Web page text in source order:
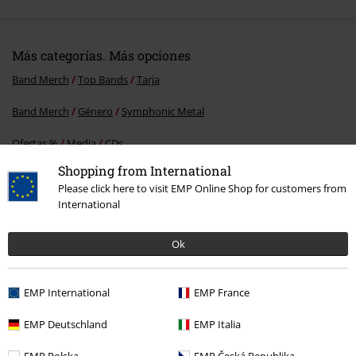
Shopping from International
Please click here to visit EMP Online Shop for customers from
International
Ok
EMP International EMP France
EMP Deutschland EMP Italia
Más categorías. Más opciones
Band Merch Top Bands Tarja
Band Merch Género Symphonic Metal
Ofertas % Media CDs
Band Merch Media CDs
descuento
E-mail Newsletter
suscríbete ahora!Más